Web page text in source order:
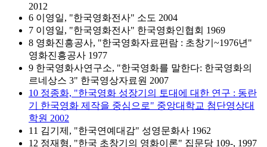
2012
6 이영일, "한국영화전사" 소도 2004
7 이영일, "한국영화전사" 한국영화인협회 1969
8 영화진흥공사, "한국영화자료편람 : 초창기~1976년"
영화진흥공사 1977
9 한국영화사연구소, "한국영화를 말한다: 한국영화의
르네상스 3" 한국영상자료원 2007
10 정종화, "한국영화 성장기의 토대에 대한 연구 : 동란
기 한국영화 제작을 중심으로" 중앙대학교 첨단영상대
학원 2002
11 김기제, "한국연예대감" 성영문화사 1962
12 정재형, "한국 초창기의 영화이론" 집문당 109-, 1997